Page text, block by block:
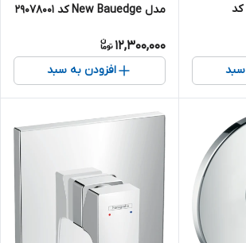
GROHE مدل Relaxa کد
سبد
مدل New Bauedge کد 29078001
12,300,000
افزودن به سبد